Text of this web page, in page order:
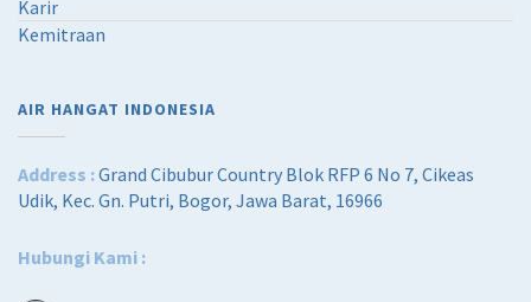
Karir
Kemitraan
AIR HANGAT INDONESIA
Address :Grand Cibubur Country Blok RFP 6 No 7, Cikeas
Udik, Kec. Gn. Putri, Bogor, Jawa Barat, 16966
Hubungi Kami :